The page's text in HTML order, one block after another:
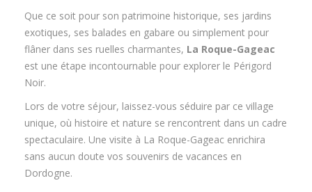
Que ce soit pour son patrimoine historique, ses jardins
exotiques, ses balades en gabare ou simplement pour
flâner dans ses ruelles charmantes, La Roque-Gageac
est une étape incontournable pour explorer le Périgord
Noir.
Lors de votre séjour, laissez-vous séduire par ce village
unique, où histoire et nature se rencontrent dans un cadre
spectaculaire. Une visite à La Roque-Gageac enrichira
sans aucun doute vos souvenirs de vacances en
Dordogne.